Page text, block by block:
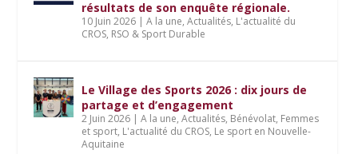
résultats de son enquête régionale.
10 Juin 2026 |A la une,Actualités, L'actualité du
CROS, RSO & Sport Durable
Le Village des Sports 2026 : dix jours de
partage et d’engagement
2 Juin 2026 |A la une,Actualités, Bénévolat, Femmes
et sport, L'actualité du CROS, Le sport en Nouvelle-
Aquitaine